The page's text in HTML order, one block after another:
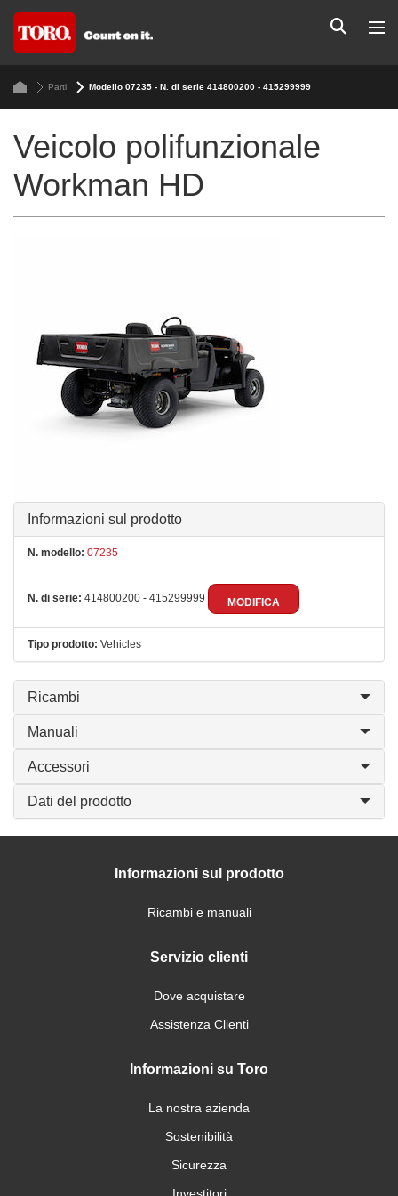
Parti Modello 07235 - N. di serie 414800200 - 415299999
Veicolo polifunzionale
Workman HD
Informazioni sul prodotto
N. modello: 07235
N. di serie: 414800200 - 415299999 MODIFICA
Tipo prodotto: Vehicles
Ricambi
Manuali
Accessori
Dati del prodotto
Informazioni sul prodotto
Ricambi e manuali
Servizio clienti
Dove acquistare
Assistenza Clienti
Informazioni su Toro
La nostra azienda
Sostenibilità
Sicurezza